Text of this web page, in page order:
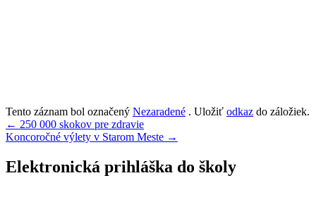
Tento záznam bol označený Nezaradené . Uložiť odkaz do záložiek.
Navigácia
v
článku
← 250 000 skokov pre zdravie
Koncoročné výlety v Starom Meste →
Elektronická prihláška do školy